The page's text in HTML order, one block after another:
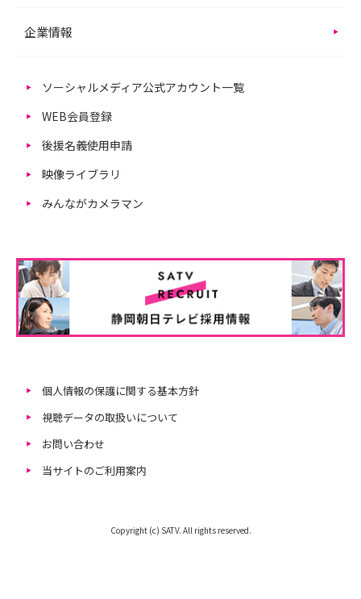
企業情報
ソーシャルメディア公式アカウント一覧
WEB会員登録
後援名義使用申請
映像ライブラリ
みんながカメラマン
個人情報の保護に関する基本方針
視聴データの取扱いについて
お問い合わせ
当サイトのご利用案内
Copyright (c) SATV. All rights reserved.